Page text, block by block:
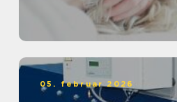
05. februar 2026